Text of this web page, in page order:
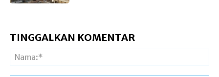
TINGGALKAN KOMENTAR